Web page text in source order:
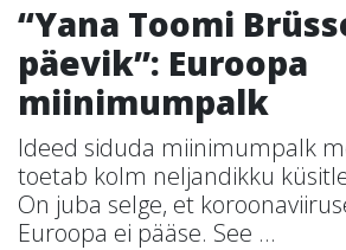
“Yana Toomi
päevik”: Euroopa
miinimumpalk
Ideed siduda miinimumpalk
toetab kolm neljandikku
On juba selge, et
Euroopa ei pääse. See ...